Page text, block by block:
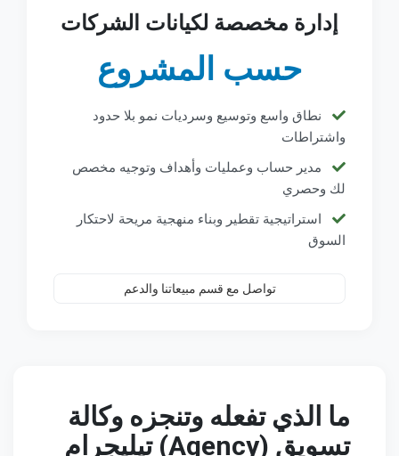
إدارة مخصصة لكيانات الشركات
حسب المشروع
نطاق واسع وتوسيع وسرديات نمو بلا حدود
واشتراطات
مدير حساب وعمليات وأهداف وتوجيه مخصص
لك وحصري
استراتيجية تقطير وبناء منهجية مريحة لاحتكار
السوق
تواصل مع قسم مبيعاتنا والدعم
ما الذي تفعله وتنجزه وكالة
تسويق (Agency) تيليجرام